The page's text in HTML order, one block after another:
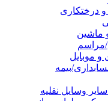
و درختکاری
ماشین
مراسم
و موبایل
بیمه
وسایل نقلیه